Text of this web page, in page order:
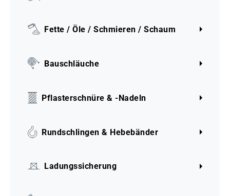
Fette / Öle / Schmieren / Schaum
Bauschläuche
Pflasterschnüre & -Nadeln
Rundschlingen & Hebebänder
Ladungssicherung